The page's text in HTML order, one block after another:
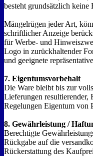
besteht grundsätzlich keine
Mängelrügen jeder Art,
schriftlicher Anzeige
für Werbe- und
Logo in zurückhaltender
und geeignete
7. Eigentumsvorbehalt
Die Ware bleibt bis zur
Lieferungen resultierender,
Regelungen Eigentum von
8. Gewährleistung /
Berechtigte
Rückgabe auf die
Rückerstattung des